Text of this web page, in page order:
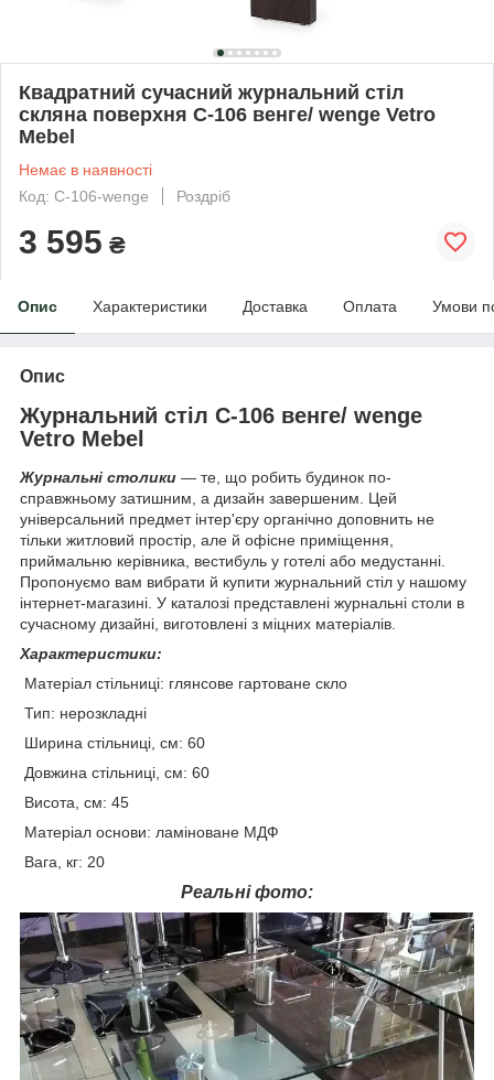
Квадратний сучасний журнальний стіл
скляна поверхня C-106 венге/ wenge Vetro
Mebel
Немає в наявності
Код: C-106-wenge
Роздріб
3 595 ₴
Опис Характеристики Доставка Оплата Умови
Опис
Журнальний стіл C-106 венге/ wenge
Vetro Mebel
Журнальні столики — те, що робить будинок по-
справжньому затишним, а дизайн завершеним. Цей
універсальний предмет інтер'єру органічно доповнить не
тільки житловий простір, але й офісне приміщення,
приймальню керівника, вестибуль у готелі або медустанні.
Пропонуємо вам вибрати й купити журнальний стіл у нашому
інтернет-магазині. У каталозі представлені журнальні столи в
сучасному дизайні, виготовлені з міцних матеріалів.
Характеристики:
Матеріал стільниці: глянсове гартоване скло
Тип: нерозкладні
Ширина стільниці, см: 60
Довжина стільниці, см: 60
Висота, см: 45
Матеріал основи: ламіноване МДФ
Вага, кг: 20
Реальні фото: